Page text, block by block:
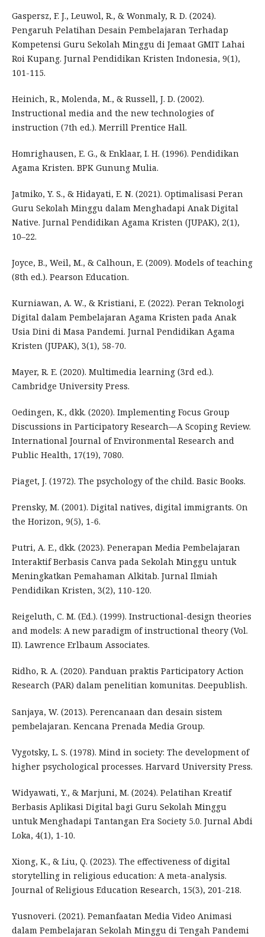
Gaspersz, F. J., Leuwol, R., & Wonmaly, R. D. (2024).
Pengaruh Pelatihan Desain Pembelajaran Terhadap
Kompetensi Guru Sekolah Minggu di Jemaat GMIT Lahai
Roi Kupang. Jurnal Pendidikan Kristen Indonesia, 9(1),
101-115.
Heinich, R., Molenda, M., & Russell, J. D. (2002).
Instructional media and the new technologies of
instruction (7th ed.). Merrill Prentice Hall.
Homrighausen, E. G., & Enklaar, I. H. (1996). Pendidikan
Agama Kristen. BPK Gunung Mulia.
Jatmiko, Y. S., & Hidayati, E. N. (2021). Optimalisasi Peran
Guru Sekolah Minggu dalam Menghadapi Anak Digital
Native. Jurnal Pendidikan Agama Kristen (JUPAK), 2(1),
10–22.
Joyce, B., Weil, M., & Calhoun, E. (2009). Models of teaching
(8th ed.). Pearson Education.
Kurniawan, A. W., & Kristiani, E. (2022). Peran Teknologi
Digital dalam Pembelajaran Agama Kristen pada Anak
Usia Dini di Masa Pandemi. Jurnal Pendidikan Agama
Kristen (JUPAK), 3(1), 58-70.
Mayer, R. E. (2020). Multimedia learning (3rd ed.).
Cambridge University Press.
Oedingen, K., dkk. (2020). Implementing Focus Group
Discussions in Participatory Research—A Scoping Review.
International Journal of Environmental Research and
Public Health, 17(19), 7080.
Piaget, J. (1972). The psychology of the child. Basic Books.
Prensky, M. (2001). Digital natives, digital immigrants. On
the Horizon, 9(5), 1-6.
Putri, A. E., dkk. (2023). Penerapan Media Pembelajaran
Interaktif Berbasis Canva pada Sekolah Minggu untuk
Meningkatkan Pemahaman Alkitab. Jurnal Ilmiah
Pendidikan Kristen, 3(2), 110-120.
Reigeluth, C. M. (Ed.). (1999). Instructional-design theories
and models: A new paradigm of instructional theory (Vol.
II). Lawrence Erlbaum Associates.
Ridho, R. A. (2020). Panduan praktis Participatory Action
Research (PAR) dalam penelitian komunitas. Deepublish.
Sanjaya, W. (2013). Perencanaan dan desain sistem
pembelajaran. Kencana Prenada Media Group.
Vygotsky, L. S. (1978). Mind in society: The development of
higher psychological processes. Harvard University Press.
Widyawati, Y., & Marjuni, M. (2024). Pelatihan Kreatif
Berbasis Aplikasi Digital bagi Guru Sekolah Minggu
untuk Menghadapi Tantangan Era Society 5.0. Jurnal Abdi
Loka, 4(1), 1-10.
Xiong, K., & Liu, Q. (2023). The effectiveness of digital
storytelling in religious education: A meta-analysis.
Journal of Religious Education Research, 15(3), 201-218.
Yusnoveri. (2021). Pemanfaatan Media Video Animasi
dalam Pembelajaran Sekolah Minggu di Tengah Pandemi